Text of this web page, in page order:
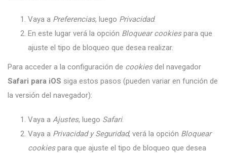
Vaya a Preferencias, luego Privacidad.
En este lugar verá la opción Bloquear cookiespara que
ajuste el tipo de bloqueo que desea realizar.
Para acceder a la configuración de cookiesdel navegador
Safari para iOS siga estos pasos (pueden variar en función de
la versión del navegador):
Vaya a Ajustes, luego Safari.
Vaya a Privacidad y Seguridad, verá la opción Bloquear
cookiespara que ajuste el tipo de bloqueo que desea